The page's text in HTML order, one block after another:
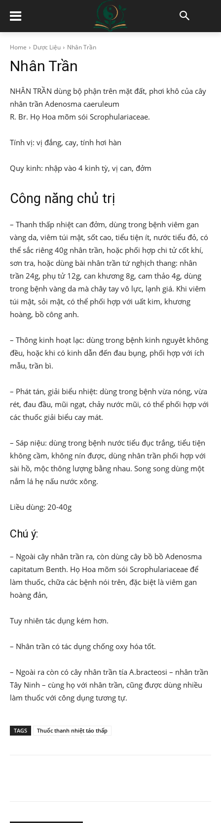
Home Dược Liệu Nhân Trần
Nhân Trần
NHÂN TRẦN dùng bộ phận trên mặt đất, phơi khô của cây
nhân trần Adenosma caeruleum
R. Br. Họ Hoa mõm sói Scrophulariaceae.
Tính vị: vị đắng, cay, tính hơi hàn
Quy kinh: nhập vào 4 kinh tỳ, vị can, đởm
Công năng chủ trị
– Thanh thấp nhiệt can đởm, dùng trong bệnh viêm gan
vàng da, viêm túi mật, sốt cao, tiểu tiện ít, nước tiểu đỏ, có
thể sắc riêng 40g nhân trần, hoặc phối hợp chi tử cốt khí,
sơn tra, hoặc dùng bài nhân trần tứ nghịch thang: nhân
trần 24g, phụ tử 12g, can khương 8g, cam thảo 4g, dùng
trong bệnh vàng da mà chây tay vô lực, lạnh giá. Khi viêm
túi mật, sỏi mật, có thể phối hợp với uất kim, khương
hoàng, bồ công anh.
– Thông kinh hoạt lạc: dùng trong bệnh kinh nguyêt không
đều, hoặc khi có kinh dẫn đến đau bụng, phối hợp với ích
mẫu, trần bì.
– Phát tán, giải biểu nhiệt: dùng trong bệnh vừa nóng, vừa
rét, đau đầu, mũi ngạt, chảy nước mũi, có thể phối hợp với
các thuốc giải biểu cay mát.
– Sáp niệu: dùng trong bệnh nước tiểu đục trắng, tiểu tiện
không cầm, không nín được, dùng nhân trần phối hợp với
sài hồ, mộc thông lượng bằng nhau. Song song dùng một
nắm lá hẹ nấu nước xông.
Liều dùng: 20-40g
Chú ý:
– Ngoài cây nhân trần ra, còn dùng cây bồ bồ Adenosma
capitatum Benth. Họ Hoa mõm sói Scrophulariaceae để
làm thuốc, chữa các bệnh nói trên, đặc biệt là viêm gan
hoàng đản,
Tuy nhiên tác dụng kém hơn.
– Nhân trần có tác dụng chống oxy hóa tốt.
– Ngoài ra còn có cây nhân trần tía A.bracteosi – nhân trần
Tây Ninh – cùng họ với nhân trần, cũng được dùng nhiều
làm thuốc với công dụng tương tự.
TAGS Thuốc thanh nhiệt táo thấp